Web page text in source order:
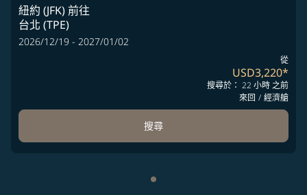
紐約 (JFK)前往
台北 (TPE)
2026/12/19 - 2027/01/02
從
USD3,220*
搜尋於： 22 小時 之前
來回 / 經濟艙
搜尋
顯示 cmp-pagination-